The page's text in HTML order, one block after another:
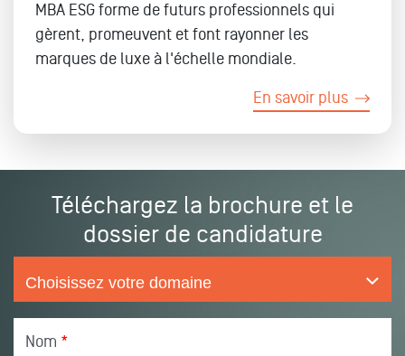
MBA ESG forme de futurs professionnels qui
gèrent, promeuvent et font rayonner les
marques de luxe à l'échelle mondiale.
En savoir plus
Téléchargez la brochure et le
dossier de candidature
Nom *